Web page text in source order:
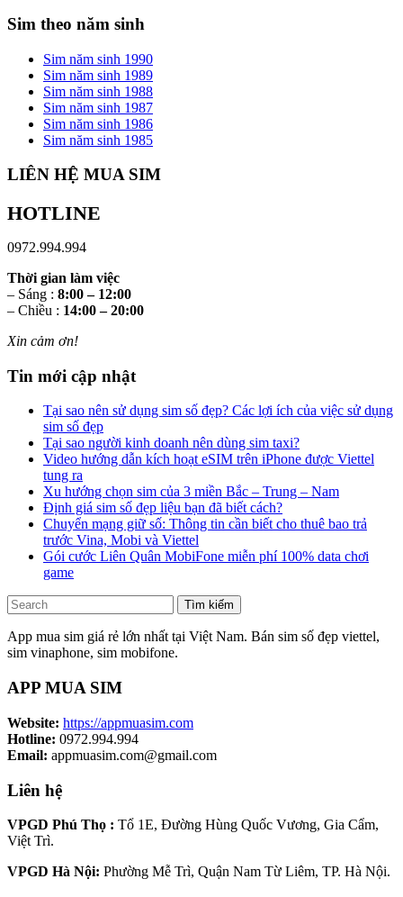
Sim theo năm sinh
Sim năm sinh 1990
Sim năm sinh 1989
Sim năm sinh 1988
Sim năm sinh 1987
Sim năm sinh 1986
Sim năm sinh 1985
LIÊN HỆ MUA SIM
HOTLINE
0972.994.994
Thời gian làm việc
– Sáng : 8:00 – 12:00
– Chiều : 14:00 – 20:00
Xin cảm ơn!
Tin mới cập nhật
Tại sao nên sử dụng sim số đẹp? Các lợi ích của việc sử dụng
sim số đẹp
Tại sao người kinh doanh nên dùng sim taxi?
Video hướng dẫn kích hoạt eSIM trên iPhone được Viettel
tung ra
Xu hướng chọn sim của 3 miền Bắc – Trung – Nam
Định giá sim số đẹp liệu bạn đã biết cách?
Chuyển mạng giữ số: Thông tin cần biết cho thuê bao trả
trước Vina, Mobi và Viettel
Gói cước Liên Quân MobiFone miễn phí 100% data chơi
game
Tìm kiếm
App mua sim giá rẻ lớn nhất tại Việt Nam. Bán sim số đẹp viettel,
sim vinaphone, sim mobifone.
APP MUA SIM
Website: https://appmuasim.com
Hotline: 0972.994.994
Email: appmuasim.com@gmail.com
Liên hệ
VPGD Phú Thọ : Tổ 1E, Đường Hùng Quốc Vương, Gia Cẩm,
Việt Trì.
VPGD Hà Nội: Phường Mễ Trì, Quận Nam Từ Liêm, TP. Hà Nội.